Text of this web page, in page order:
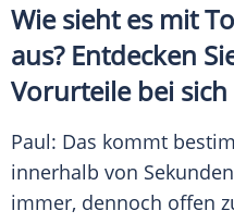
Wie sieht es mit
aus? Entdecken
Vorurteile bei sich
Paul: Das kommt
innerhalb von
immer, dennoch offen